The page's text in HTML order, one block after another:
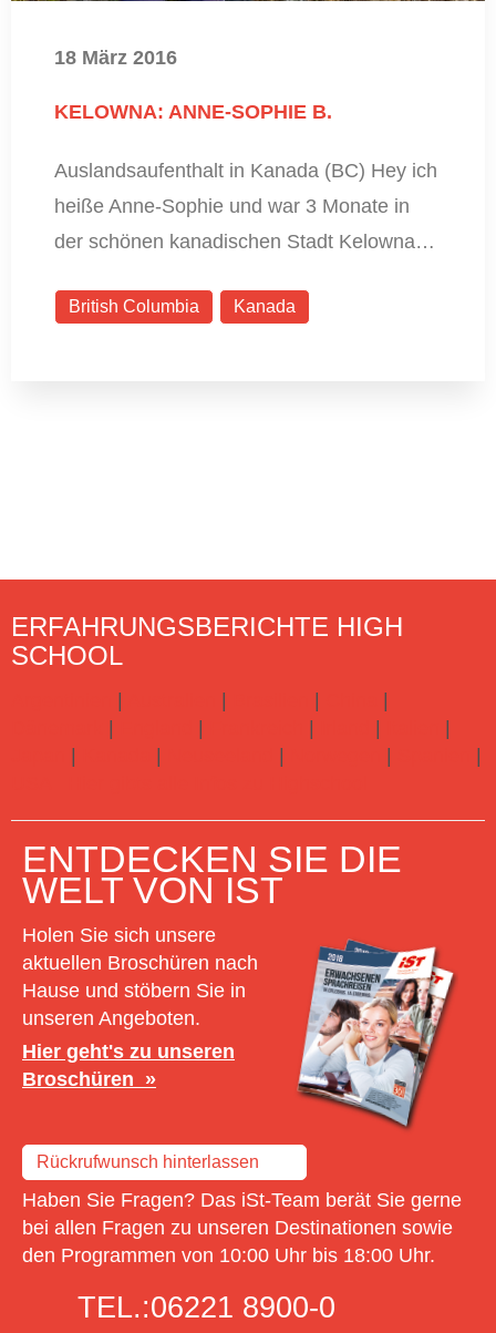
18 März 2016
KELOWNA: ANNE-SOPHIE B.
Auslandsaufenthalt in Kanada (BC) Hey ich
heiße Anne-Sophie und war 3 Monate in
der schönen kanadischen Stadt Kelowna…
British Columbia Kanada
ERFAHRUNGSBERICHTE HIGH
SCHOOL
| | |
|
| | | |
|
| | | |
|
ENTDECKEN SIE DIE
WELT VON IST
Holen Sie sich unsere
aktuellen Broschüren nach
Hause und stöbern Sie in
unseren Angeboten.
Hier geht's zu unseren
Broschüren
Rückrufwunsch hinterlassen
Haben Sie Fragen? Das iSt-Team berät Sie gerne
bei allen Fragen zu unseren Destinationen sowie
den Programmen von 10:00 Uhr bis 18:00 Uhr.
TEL.:06221 8900-0